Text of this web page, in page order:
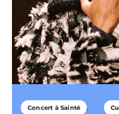
Concert à Sainté